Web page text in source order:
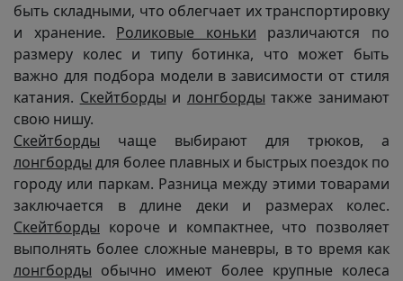
быть складными, что облегчает их транспортировку
и хранение. Роликовые коньки различаются по
размеру колес и типу ботинка, что может быть
важно для подбора модели в зависимости от стиля
катания. Скейтборды и лонгборды также занимают
свою нишу.
Скейтборды чаще выбирают для трюков, а
лонгборды для более плавных и быстрых поездок по
городу или паркам. Разница между этими товарами
заключается в длине деки и размерах колес.
Скейтборды короче и компактнее, что позволяет
выполнять более сложные маневры, в то время как
лонгборды обычно имеют более крупные колеса